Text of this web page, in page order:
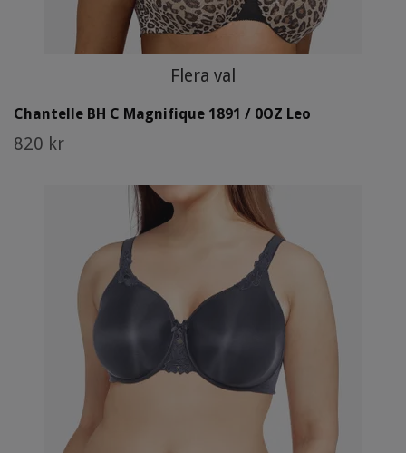
Flera val
Chantelle BH C Magnifique 1891 / 0OZ Leo
820 kr